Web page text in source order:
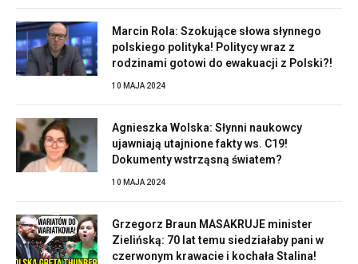
Marcin Rola: Szokujące słowa słynnego
polskiego polityka! Politycy wraz z
rodzinami gotowi do ewakuacji z Polski?!
10 MAJA 2024
Agnieszka Wolska: Słynni naukowcy
ujawniają utajnione fakty ws. C19!
Dokumenty wstrząsną światem?
10 MAJA 2024
Grzegorz Braun MASAKRUJE minister
Zielińską: 70 lat temu siedziałaby pani w
czerwonym krawacie i kochała Stalina!